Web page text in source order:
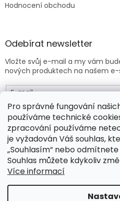
Pro správné fungování
používáme technické
zpracování používáme
je vyžadován Váš souhlas,
„Souhlasím“ nebo
Souhlas můžete kdykoliv
Více informací
Hodnocení obchodu
Odebírat newsletter
Vložte svůj e-mail a my vám
nových produktech na našem e-
E-mail
Vložením e-mailu souhlasíte s
PŘIHLÁSIT SE